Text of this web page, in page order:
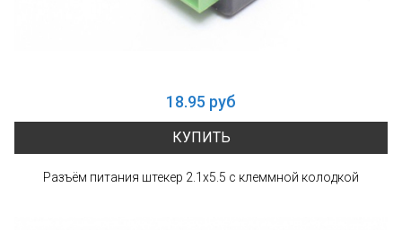
18.95 руб
КУПИТЬ
Разъём питания штекер 2.1х5.5 с клеммной колодкой